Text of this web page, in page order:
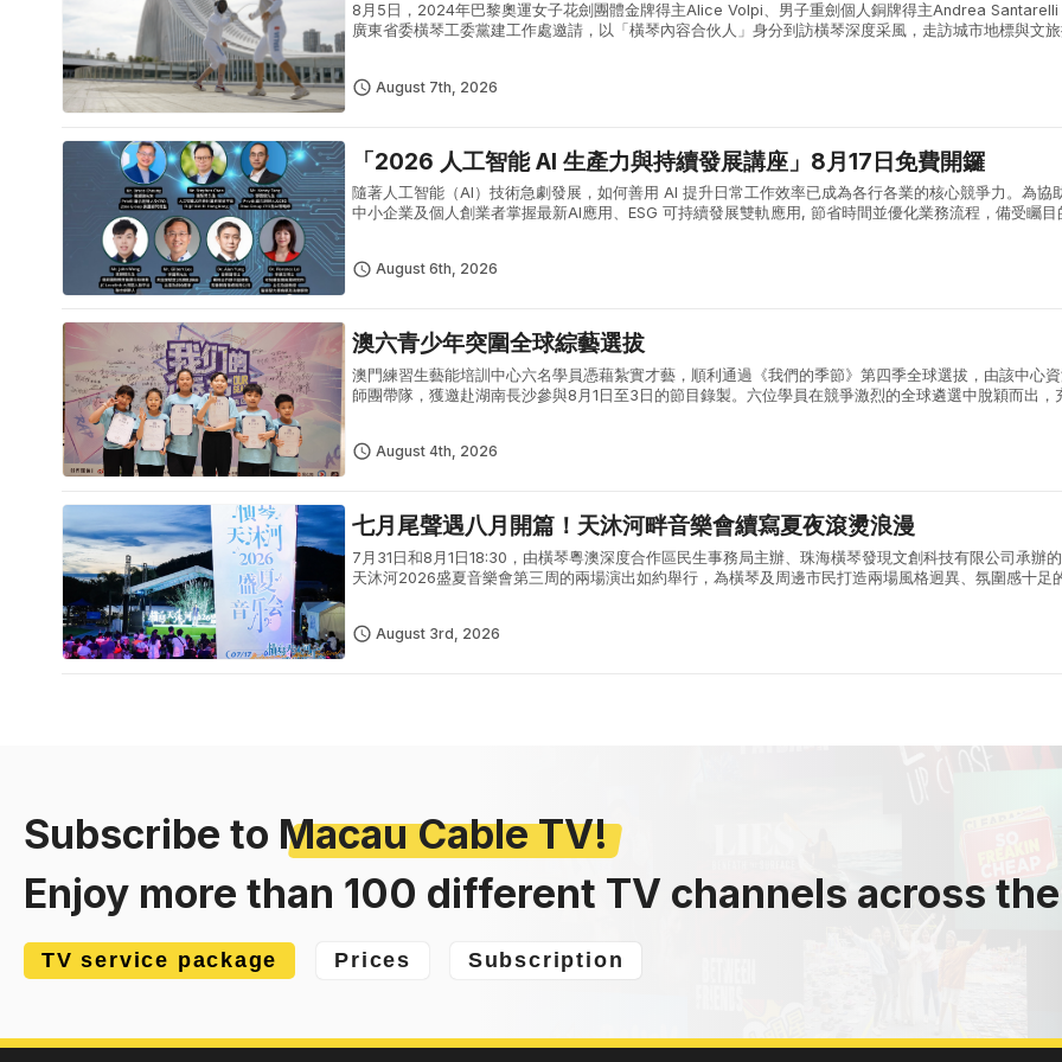
8月5日，2024年巴黎奧運女子花劍團體金牌得主Alice Volpi、男子重劍個人銅牌得主Andrea Santarelli
廣東省委橫琴工委黨建工作處邀請，以「橫琴內容合伙人」身分到訪橫琴深度采風，走訪城市地標與文
August 7th, 2026
「2026 人工智能 AI 生產力與持續發展講座」8月17日免費開鑼
隨著人工智能（AI）技術急劇發展，如何善用 AI 提升日常工作效率已成為各行各業的核心競爭力。為協
中小企業及個人創業者掌握最新AI應用、ESG 可持續發展雙軌應用, 節省時間並優化業務流程，備受矚目
August 6th, 2026
澳六青少年突圍全球綜藝選拔
澳門練習生藝能培訓中心六名學員憑藉紮實才藝，順利通過《我們的季節》第四季全球選拔，由該中心
師團帶隊，獲邀赴湖南長沙參與8月1日至3日的節目錄製。六位學員在競爭激烈的全球遴選中脫穎而出，
August 4th, 2026
七月尾聲遇八月開篇！天沐河畔音樂會續寫夏夜滾燙浪漫
7月31日和8月1日18:30，由橫琴粵澳深度合作區民生事務局主辦、珠海橫琴發現文創科技有限公司承辦
天沐河2026盛夏音樂會第三周的兩場演出如約舉行，為橫琴及周邊市民打造兩場風格迥異、氛圍感十足
August 3rd, 2026
Subscribe to Macau Cable TV!
Enjoy more than 100 different TV channels across
TV service package Prices Subscription